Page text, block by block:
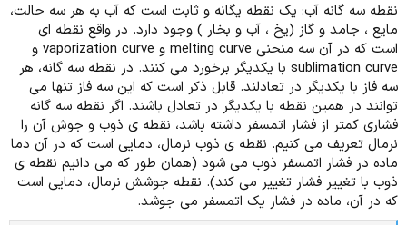
نقطه سه گانه آب: یک نقطه یگانه و ثابت است که آب به هر سه حالت،
مایع ، جامد و گاز (یخ ، آب و بخار ) وجود دارد. در واقع نقطه ای
است که در آن سه منحنی melting curve و vaporization curve و
sublimation curve با یکدیگر برخورد می کنند. در نقطه سه گانه، هر
سه فاز با یکدیگر در تعادلند. قابل ذکر است که این سه فاز تنها می
توانند در همین نقطه با یکدیگر در تعادل باشند. اگر نقطه سه گانه
فشاری کمتر از فشار اتمسفر داشته باشد، نقطه ی ذوب و جوش آن را
نرمال تعریف می کنیم. نقطه ی ذوب نرمال، دمایی است که در آن دما
ماده در فشار اتمسفر ذوب می شود (همان طور که می دانیم نقطه ی
ذوب با تغییر فشار تغییر می کند). نقطه جوشش نرمال، دمایی است
که در آن، ماده در فشار یک اتمسفر می جوشد.